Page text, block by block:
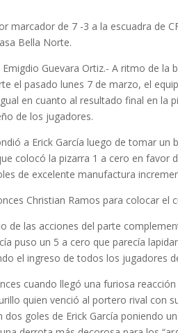
marcador de 7 -3 a la escuadra de
Bella Norte.
Emigdio Guevara Ortiz.- A ritmo de
el pasado lunes 7 de marzo, el
en cuanto al resultado final en la
de los jugadores.
a Erick García luego de tomar
colocó la pizarra 1 a cero en favor
de excelente manufactura
Christian Ramos para colocar
de las acciones del parte
puso un 5 a cero que parecía
el ingreso de todos los jugadores
cuando llegó una furiosa
quien venció al portero rival con
dos goles de Erick García poniendo